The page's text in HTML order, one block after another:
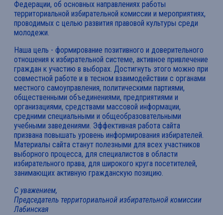
Федерации, об основных направлениях работы
территориальной избирательной комиссии и мероприятиях,
проводимых с целью развития правовой культуры среди
молодежи.
Наша цель - формирование позитивного и доверительного
отношения к избирательной системе, активное привлечение
граждан к участию в выборах. Достигнуть этого можно при
совместной работе и в тесном взаимодействии с органами
местного самоуправления, политическими партиями,
общественными объединениями, предприятиями и
организациями, средствами массовой информации,
средними специальными и общеобразовательными
учебными заведениями. Эффективная работа сайта
призвана повышать уровень информирования избирателей.
Материалы сайта станут полезными для всех участников
выборного процесса, для специалистов в области
избирательного права, для широкого круга посетителей,
занимающих активную гражданскую позицию.
С уважением,
Председатель территориальной избирательной комиссии
Лабинская